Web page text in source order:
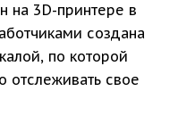
на 3D-принтере в
создана
по которой
свое